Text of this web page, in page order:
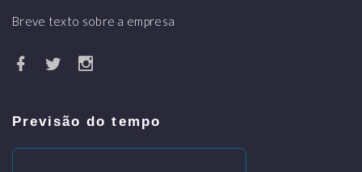
Breve texto sobre a empresa
Previsão do tempo